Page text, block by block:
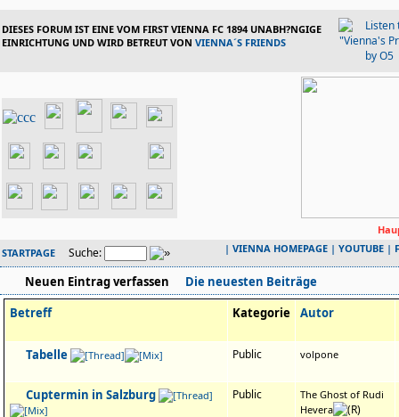
DIESES FORUM IST EINE VOM FIRST VIENNA FC 1894 UNABH?NGIGE
EINRICHTUNG UND WIRD BETREUT VON VIENNA´S FRIENDS
STARTPAGE
Suche: | VIENNA HOMEPAGE | YOUTUBE |
Neuen Eintrag verfassen
Die neuesten Beiträge
Betreff
Kategorie Autor
Tabelle Public volpone
Cuptermin in Salzburg Public
The Ghost of Rudi
Hevera